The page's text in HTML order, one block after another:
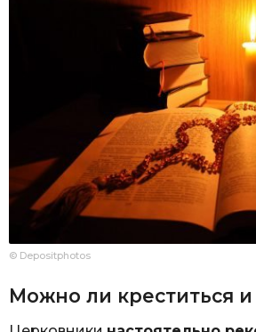
© Depositphotos
Можно ли креститься и